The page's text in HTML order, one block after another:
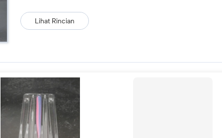
Lihat Rincian